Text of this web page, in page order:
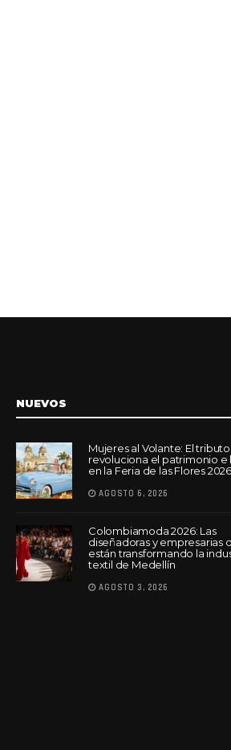
NUEVOS
Mujeres al Volante: El
revoluciona el patrimonio e
en la Feria de las Flores 2026
AGOSTO 6, 2026
Colombiamoda 2026: Las
diseñadoras y empresarias
están transformando la
textil de Medellín
AGOSTO 3, 2026